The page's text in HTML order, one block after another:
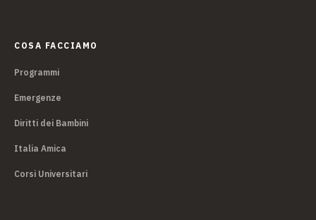
COSA FACCIAMO
Programmi
Emergenze
Diritti dei Bambini
Italia Amica
Corsi Universitari